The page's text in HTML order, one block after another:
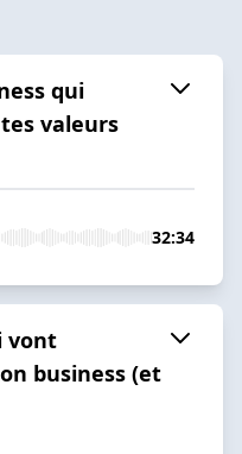
qui
valeurs
32:34
vont
business (et